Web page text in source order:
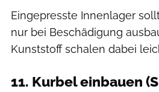
Eingepresste Innenlager
nur bei Beschädigung
Kunststoff schalen dabei
11. Kurbel einbauen